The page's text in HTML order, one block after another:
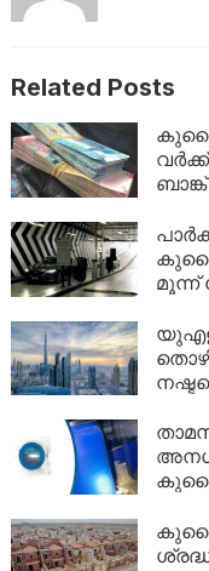
Related Posts
ബാങ്ക്
മൂന്ന്